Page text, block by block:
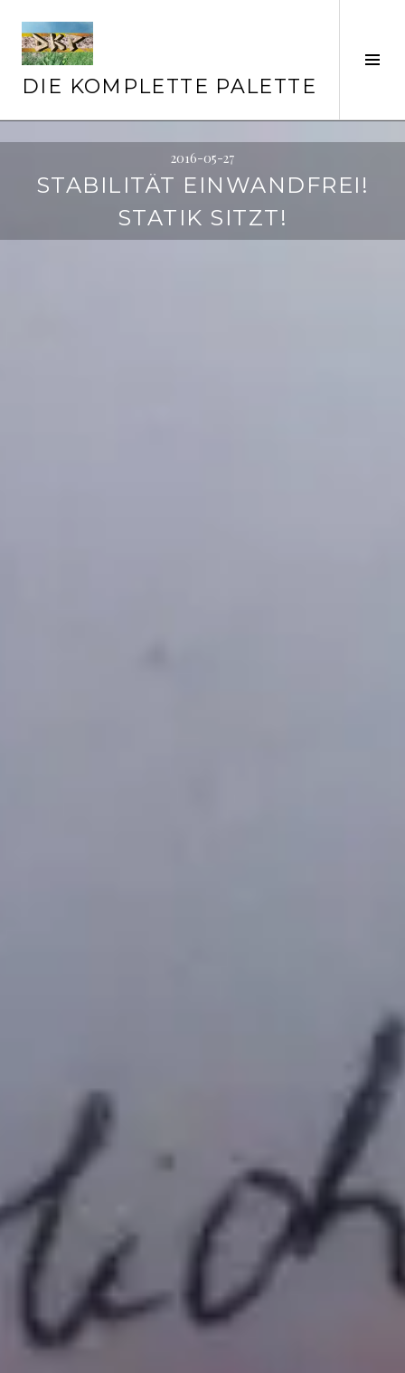
zum
Inhalt
DIE KOMPLETTE PALETTE
2016-05-27
STABILITÄT EINWANDFREI!
STATIK SITZT!